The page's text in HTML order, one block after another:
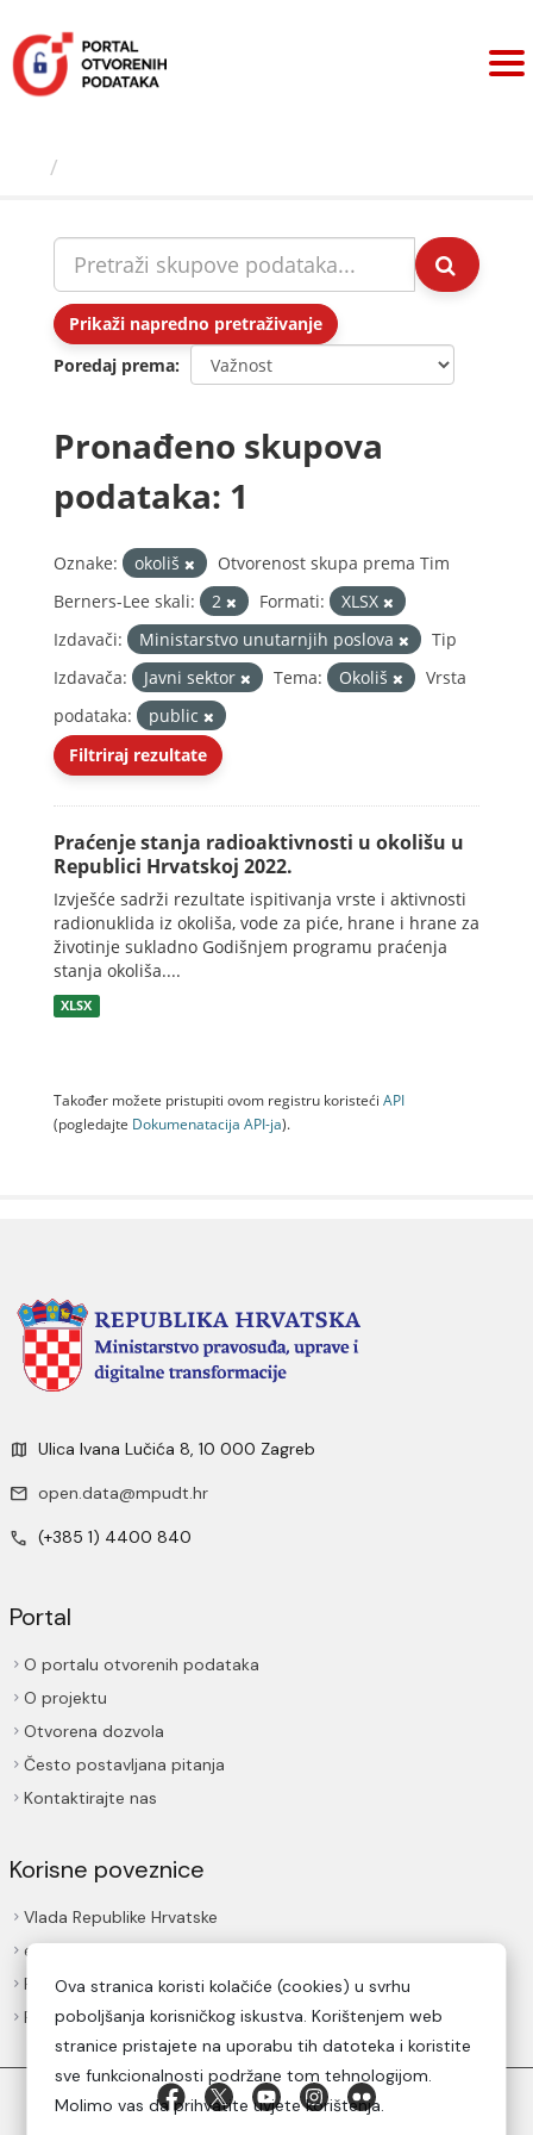
sadržaj
Prikaži napredno pretraživanje
Poredaj prema
Pronađeno skupova
podataka: 1
Oznake: okoliš
Otvorenost skupa prema Tim
Berners-Lee skali:
2 Formati:
XLSX
Izdavači:
Ministarstvo unutarnjih poslova
Tip
Izdavača:
Javni sektor Tema: Okoliš
Vrsta
podataka:
public
Filtriraj rezultate
Praćenje stanja radioaktivnosti u okolišu u
Republici Hrvatskoj 2022.
Izvješće sadrži rezultate ispitivanja vrste i aktivnosti
radionuklida iz okoliša, vode za piće, hrane i hrane za
životinje sukladno Godišnjem programu praćenja
stanja okoliša....
XLSX
Također možete pristupiti ovom registru koristeći API
(pogledajte Dokumenаtаcijа API-jа).